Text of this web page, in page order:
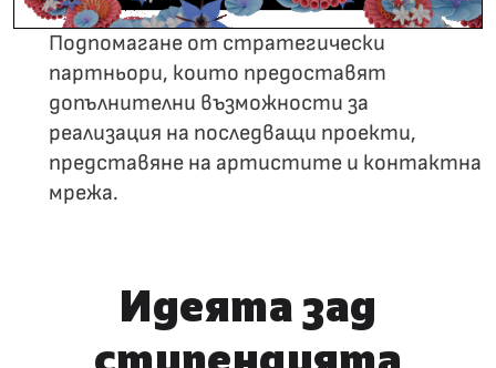
Подпомагане от стратегически
партньори, които предоставят
допълнителни възможности за
реализация на последващи проекти,
представяне на артистите и контактна
мрежа.
Идеята зад